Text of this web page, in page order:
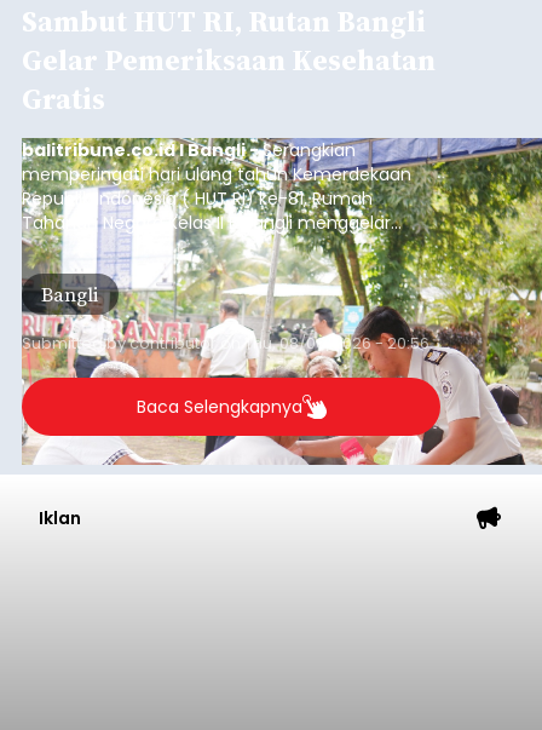
Sambut HUT RI, Rutan Bangli
Gelar Pemeriksaan Kesehatan
Gratis
balitribune.co.id I Bangli -Serangkian
memperingati hari ulang tahun Kemerdekaan
Republik Indonesia ( HUT RI) ke-81, Rumah
Tahanan Negara Kelas II B Bangli menggelar
kegiatan pemeriksaan kesehatan gratis, Rabu
(6/8/2026).
Bangli
Submitted bycontributor Thu, 08/06/2026 - 20:56
Baca Selengkapnya
Iklan